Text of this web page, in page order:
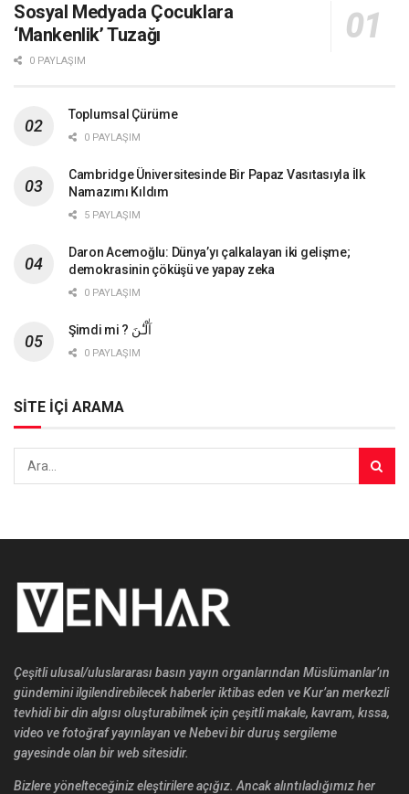
Sosyal Medyada Çocuklara
‘Mankenlik’ Tuzağı
0 PAYLAŞIM
Toplumsal Çürüme
0 PAYLAŞIM
Cambridge Üniversitesinde Bir Papaz Vasıtasıyla İlk
Namazımı Kıldım
5 PAYLAŞIM
Daron Acemoğlu: Dünya’yı çalkalayan iki gelişme;
demokrasinin çöküşü ve yapay zeka
0 PAYLAŞIM
Şimdi mi ? آٰلْـٰٔنَ
0 PAYLAŞIM
SİTE İÇİ ARAMA
Çeşitli ulusal/uluslararası basın yayın organlarından Müslümanlar’ın
gündemini ilgilendirebilecek haberler iktibas eden ve Kur’an merkezli
tevhidi bir din algısı oluşturabilmek için çeşitli makale, kavram, kıssa,
video ve fotoğraf yayınlayan ve Nebevi bir duruş sergileme
gayesinde olan bir web sitesidir.
Bizlere yönelteceğiniz eleştirilere açığız. Ancak alıntıladığımız her